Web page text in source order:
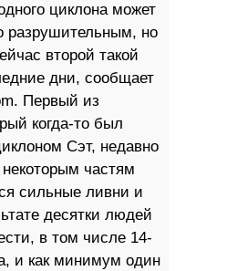
циклона может
разрушительным, но
второй такой
дни, сообщает
Первый из
когда-то был
Сэт, недавно
частям
сильные ливни и
десятки людей
в том числе 14-
и как минимум один